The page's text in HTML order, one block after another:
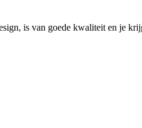
is van goede kwaliteit en je